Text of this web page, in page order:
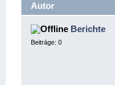
Autor
Berichte
Beiträge: 0